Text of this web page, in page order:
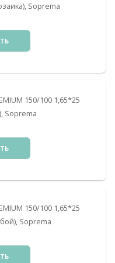
Soprema
150/100 1,65*25
Soprema
150/100 1,65*25
Soprema